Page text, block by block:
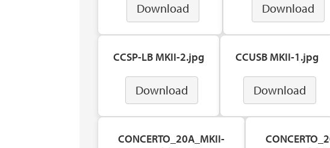
Download Download
CCSP-LB MKII-2.jpg
Download
CCUSB MKII-1.jpg
Download
CONCERTO_20A_MKII-